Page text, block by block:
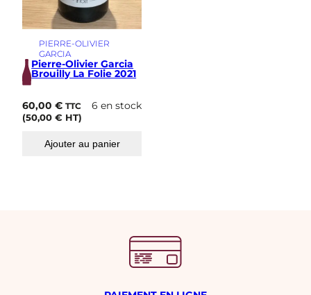
PIERRE-OLIVIER
GARCIA
Pierre-Olivier Garcia
Brouilly La Folie 2021
60,00€ TTC
(50,00€ HT)
6 en stock
Ajouter au panier